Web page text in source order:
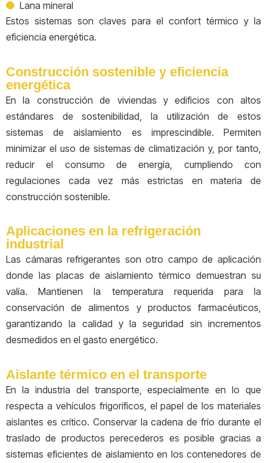
Lana mineral
Estos sistemas son claves para el confort térmico y la
eficiencia energética.
Construcción sostenible y eficiencia
energética
En la construcción de viviendas y edificios con altos
estándares de sostenibilidad, la utilización de estos
sistemas de aislamiento es imprescindible. Permiten
minimizar el uso de sistemas de climatización y, por tanto,
reducir el consumo de energía, cumpliendo con
regulaciones cada vez más estrictas en materia de
construcción sostenible.
Aplicaciones en la refrigeración
industrial
Las cámaras refrigerantes son otro campo de aplicación
donde las placas de aislamiento térmico demuestran su
valía. Mantienen la temperatura requerida para la
conservación de alimentos y productos farmacéuticos,
garantizando la calidad y la seguridad sin incrementos
desmedidos en el gasto energético.
Aislante térmico en el transporte
En la industria del transporte, especialmente en lo que
respecta a vehículos frigoríficos, el papel de los materiales
aislantes es crítico. Conservar la cadena de frío durante el
traslado de productos perecederos es posible gracias a
sistemas eficientes de aislamiento en los contenedores de